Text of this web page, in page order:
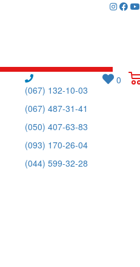
0
(067) 132-10-03
(067) 487-31-41
(050) 407-63-83
(093) 170-26-04
(044) 599-32-28